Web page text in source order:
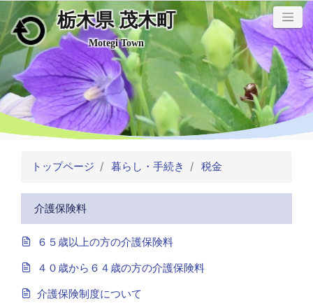
メインコンテンツにスキップ
栃木県 茂木町
Motegi Town
トップページ 暮らし・手続き 税金
介護保険料
６５歳以上の方の介護保険料
４０歳から６４歳の方の介護保険料
介護保険制度について